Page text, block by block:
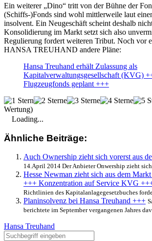
Ein weiterer „Dino“ tritt von der Bühne der
(Schiffs-)Fonds sind wohl mittlerweile laut
insolvent. Ein Neugeschäft scheint deshalb
Konsolidierung im Markt setzt sich also
Regulierung fordert weiteren Tribut. Noch vor
HANSA TREUHAND andere Pläne:
Hansa Treuhand erhält Zulassung als
Kapitalverwaltungsgesellschaft (KVG)
Flugzeugfonds geplant +++
Wertung)
Loading...
Ähnliche Beiträge:
Auch Ownership zieht sich vorerst aus
14.April 2014 Der Anbieter Onwership zieht
Hesse Newman zieht sich aus dem
+++ Konzentration auf Service KVG
Richtlinien des Kapitalanlagegesetzbuches
Planinsolvenz bei Hansa Treuhand +++
berichtete im September vergangenen Jahres
Hansa Treuhand